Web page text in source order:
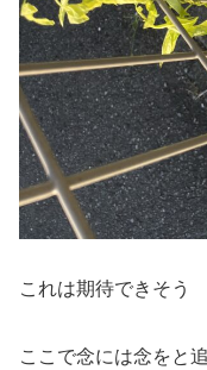
これは期待できそう
ここで念には念をと